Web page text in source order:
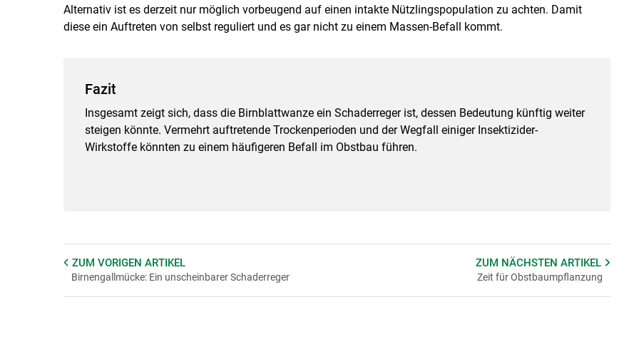
Alternativ ist es derzeit nur möglich vorbeugend auf einen intakte Nützlingspopulation zu achten. Damit
diese ein Auftreten von selbst reguliert und es gar nicht zu einem Massen-Befall kommt.
Fazit
Insgesamt zeigt sich, dass die Birnblattwanze ein Schaderreger ist, dessen Bedeutung künftig weiter
steigen könnte. Vermehrt auftretende Trockenperioden und der Wegfall einiger Insektizider-
Wirkstoffe könnten zu einem häufigeren Befall im Obstbau führen.
ZUM VORIGEN ARTIKEL
Birnengallmücke: Ein unscheinbarer Schaderreger
ZUM NÄCHSTENARTIKEL
Zeit für Obstbaumpflanzung